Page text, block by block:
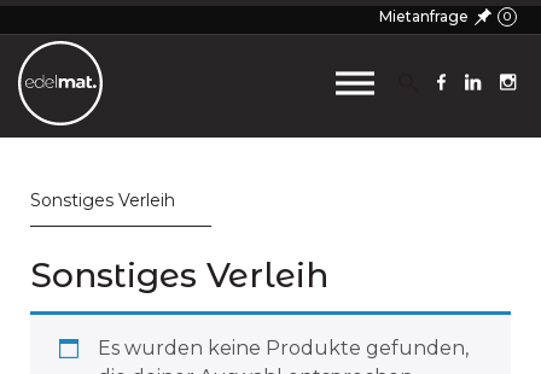
Mietanfrage 0
Sonstiges Verleih
Sonstiges Verleih
Es wurden keine Produkte gefunden,